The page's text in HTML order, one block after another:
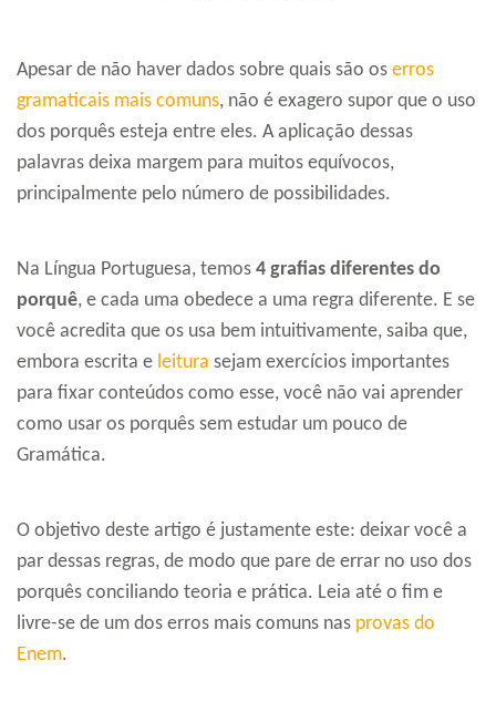
Apesar de não haver dados sobre quais são os erros
gramaticais mais comuns, não é exagero supor que o uso
dos porquês esteja entre eles. A aplicação dessas
palavras deixa margem para muitos equívocos,
principalmente pelo número de possibilidades.
Na Língua Portuguesa, temos 4 grafias diferentes do
porquê, e cada uma obedece a uma regra diferente. E se
você acredita que os usa bem intuitivamente, saiba que,
embora escrita e leitura sejam exercícios importantes
para fixar conteúdos como esse, você não vai aprender
como usar os porquês sem estudar um pouco de
Gramática.
O objetivo deste artigo é justamente este: deixar você a
par dessas regras, de modo que pare de errar no uso dos
porquês conciliando teoria e prática. Leia até o fim e
livre-se de um dos erros mais comuns nas provas do
Enem.